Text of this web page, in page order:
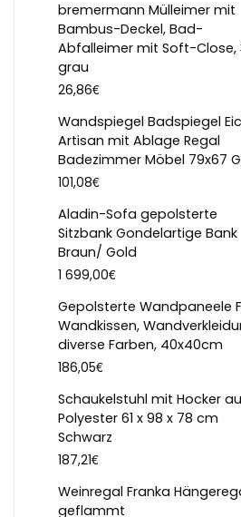
bremermann Mülleimer mit
Bambus-Deckel, Bad-
Abfalleimer mit Soft-Close,
grau
26,86€
Wandspiegel Badspiegel
Artisan mit Ablage Regal
Badezimmer Möbel 79x67
101,08€
Aladin-Sofa gepolsterte
Sitzbank Gondelartige Bank
Braun/ Gold
1 699,00€
Gepolsterte Wandpaneele
Wandkissen,
diverse Farben, 40x40cm
186,05€
Schaukelstuhl mit Hocker
Polyester 61 x 98 x 78 cm
Schwarz
187,21€
Weinregal Franka
geflammt